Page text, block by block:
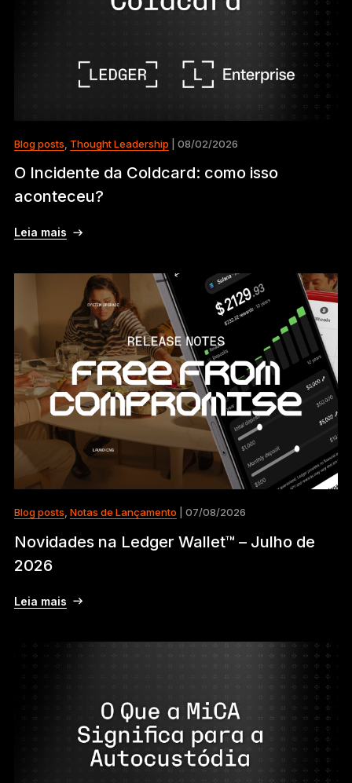
Blog posts Thought Leadership | 08/02/2026
O Incidente da Coldcard: como isso
aconteceu?
Leia mais
Blog posts Notas de Lançamento | 07/08/2026
Novidades na Ledger Wallet™ – Julho de
2026
Leia mais